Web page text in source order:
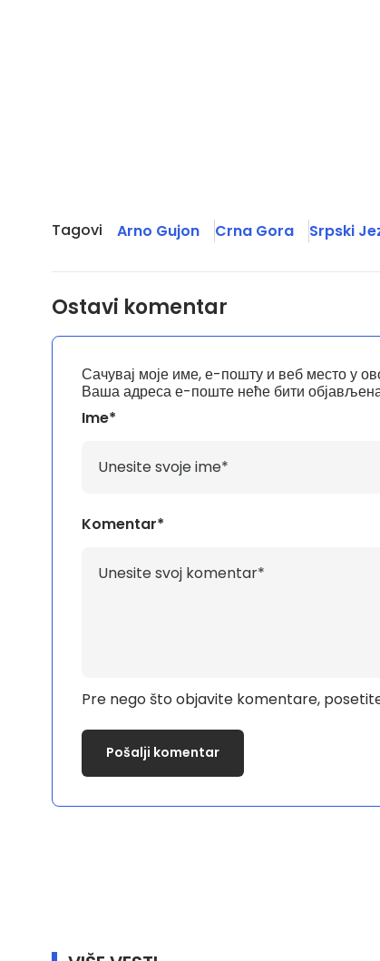
Tagovi Arno Gujon Crna Gora Srpski
Ostavi komentar
Ваша адреса е-поште неће бити
Komentar*
Pre nego što objavite komentare,
Ime*
Сачувај моје име, е-пошту и веб место у